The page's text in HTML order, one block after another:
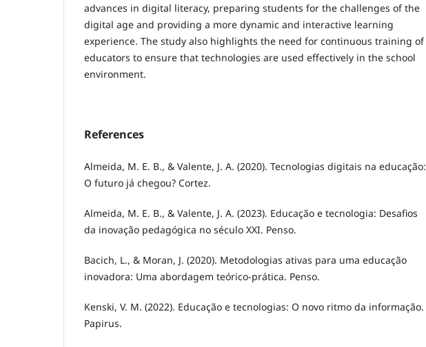
advances in digital literacy, preparing students for the challenges of the
digital age and providing a more dynamic and interactive learning
experience. The study also highlights the need for continuous training of
educators to ensure that technologies are used effectively in the school
environment.
References
Almeida, M. E. B., & Valente, J. A. (2020). Tecnologias digitais na educação:
O futuro já chegou? Cortez.
Almeida, M. E. B., & Valente, J. A. (2023). Educação e tecnologia: Desafios
da inovação pedagógica no século XXI. Penso.
Bacich, L., & Moran, J. (2020). Metodologias ativas para uma educação
inovadora: Uma abordagem teórico-prática. Penso.
Kenski, V. M. (2022). Educação e tecnologias: O novo ritmo da informação.
Papirus.